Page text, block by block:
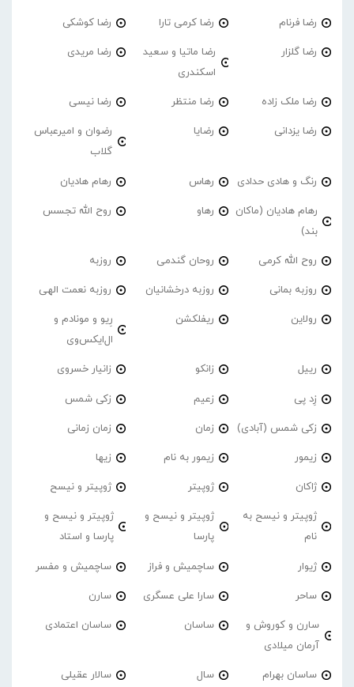
رضا فرنام رضا کرمی تارا رضا کوشکی
رضا گلزار
رضا ماتیا و سعید
اسکندری
رضا مریدی
رضا ملک زاده رضا منتظر رضا نیسی
رضا یزدانی رضایا
رضوان و امیرعباس
گلاب
رنگ و هادی حدادی رهاس رهام هادیان
رهام هادیان (ماکان
بند)
رهاو روح الله تجسس
روح الله کرمی روحان گندمی روزبه
روزبه بمانی روزبه درخشانیان روزبه نعمت الهی
رولاین ریفلکشن
رِیو و مونادم و
ال‌ایکس‌وی
رییل زانکو زانیار خسروی
زِد پی زعیم زکی شمس
زکی شمس (آبادی) زمان زمان زمانی
زیمور زیمور به نام زیها
ژاکان ژوپیتر ژوپیتر و نیسح
ژوپیتر و نیسح به
نام
ژوپیتر و نیسح و
پارسا
ژوپیتر و نیسح و
پارسا و استاد
ژیوار ساچمیش و فراز ساچمیش و مفسر
ساحر سارا علی عسگری سارن
سارن و کوروش و
آرمان میلادی
ساسان ساسان اعتمادی
ساسان بهرام سال سالار عقیلی